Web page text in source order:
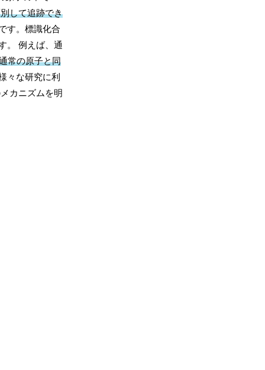
して追跡でき
す。標識化合
。 例えば、通
常の原子と同
々な研究に利
カニズムを明